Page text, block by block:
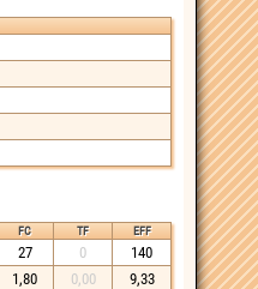
FC TF EFF
27 0
140
1,80 0,00 9,33